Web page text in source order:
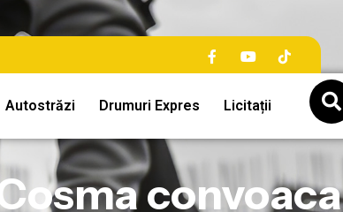
Autostrăzi Drumuri Expres Licitații
convoaca